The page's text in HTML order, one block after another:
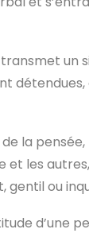
transmet un
de la
les
gentil ou
d’une